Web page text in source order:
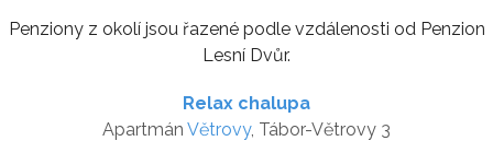
Penziony z okolí jsou řazené podle vzdálenosti od Penzion
Lesní Dvůr.
Relax chalupa
Apartmán Větrovy, Tábor-Větrovy 3